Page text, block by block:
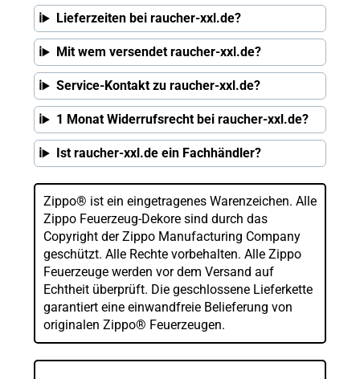
Lieferzeiten bei raucher-xxl.de?
Mit wem versendet raucher-xxl.de?
Service-Kontakt zu raucher-xxl.de?
1 Monat Widerrufsrecht bei raucher-xxl.de?
Ist raucher-xxl.de ein Fachhändler?
Zippo® ist ein eingetragenes Warenzeichen. Alle
Zippo Feuerzeug-Dekore sind durch das
Copyright der Zippo Manufacturing Company
geschützt. Alle Rechte vorbehalten. Alle Zippo
Feuerzeuge werden vor dem Versand auf
Echtheit überprüft. Die geschlossene Lieferkette
garantiert eine einwandfreie Belieferung von
originalen Zippo® Feuerzeugen.